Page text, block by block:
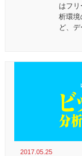
はフリ
析環境
ど、
2017.05.25